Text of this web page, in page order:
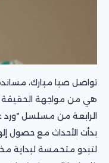
تواصل صبا مبارك،
هي من مواجهة الحقيقة
الرابعة من مسلسل
بدأت الأحداث مع حصول
لتبدو متحمسة لبداية